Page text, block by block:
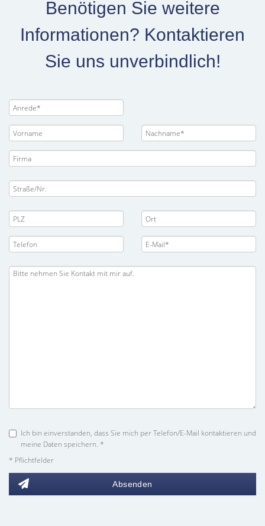
Benötigen Sie weitere
Informationen? Kontaktieren
Sie uns unverbindlich!
Ich bin einverstanden, dass Sie mich per Telefon/E-Mail kontaktieren und
meine Daten speichern. *
* Pflichtfelder
Absenden